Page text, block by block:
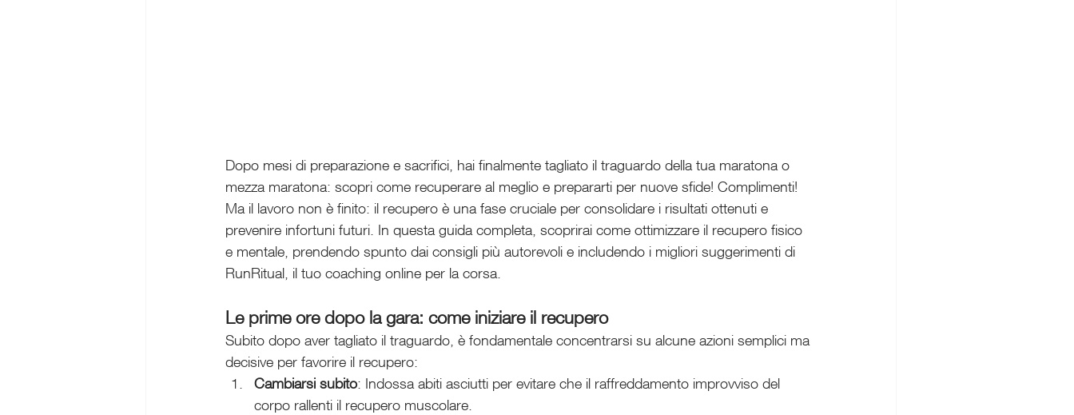
Dopo mesi di preparazione e sacrifici, hai finalmente tagliato il traguardo della tua maratona o
mezza maratona: scopri come recuperare al meglio e prepararti per nuove sfide! Complimenti!
Ma il lavoro non è finito: il recupero è una fase cruciale per consolidare i risultati ottenuti e
prevenire infortuni futuri. In questa guida completa, scoprirai come ottimizzare il recupero fisico
e mentale, prendendo spunto dai consigli più autorevoli e includendo i migliori suggerimenti di
RunRitual, il tuo coaching online per la corsa.
Le prime ore dopo la gara: come iniziare il recupero
Subito dopo aver tagliato il traguardo, è fondamentale concentrarsi su alcune azioni semplici ma
decisive per favorire il recupero:
Cambiarsi subito: Indossa abiti asciutti per evitare che il raffreddamento improvviso del
corpo rallenti il recupero muscolare.